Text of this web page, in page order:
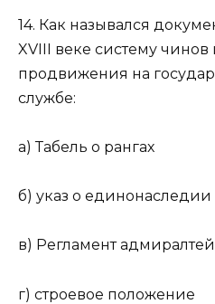
14. Как назывался
XVIII веке систему
продвижения на
службе:
а) Табель о рангах
б) указ о единонаследии
в) Регламент
г) строевое положение